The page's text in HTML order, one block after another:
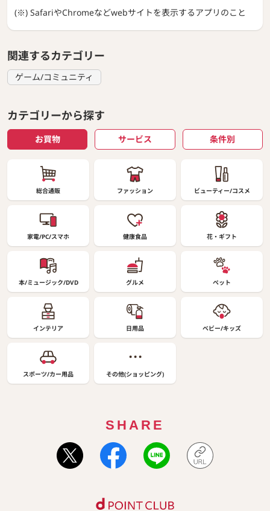
(※) SafariやChromeなどwebサイトを表示するアプリのこと
関連するカテゴリー
ゲーム/コミュニティ
カテゴリーから探す
お買物 サービス 条件別
総合通販 ファッション ビューティー/コスメ
家電/PC/スマホ 健康食品 花・ギフト
本/ミュージック/DVD グルメ ペット
インテリア 日用品 ベビー/キッズ
スポーツ/カー用品 その他(ショッピング)
SHARE